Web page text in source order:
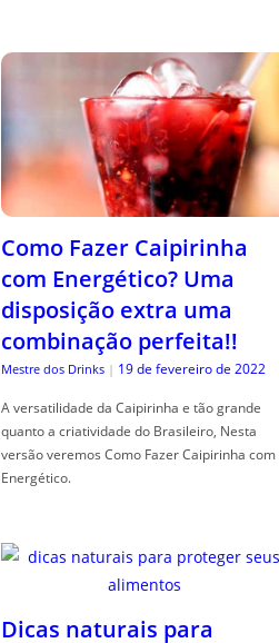
Como Fazer Caipirinha
com Energético? Uma
disposição extra uma
combinação perfeita!!
Mestre dos Drinks | 19 de fevereiro de 2022
A versatilidade da Caipirinha e tão grande
quanto a criatividade do Brasileiro, Nesta
versão veremos Como Fazer Caipirinha com
Energético.
Dicas naturais para